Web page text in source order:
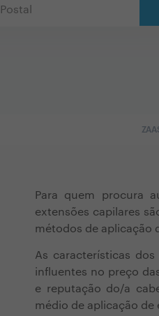
Para quem procura
extensões capilares
métodos de aplicação
As características
influentes no preço
e reputação do/a
médio de aplicação de